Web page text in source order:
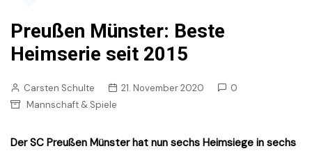
Preußen Münster: Beste
Heimserie seit 2015
Carsten Schulte 21. November 2020
0
Mannschaft & Spiele
Der SC Preußen Münster hat nun sechs Heimsiege in sechs